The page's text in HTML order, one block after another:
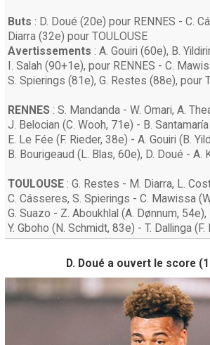
Buts : D. Doué (20e) pour RENNES - C.
Diarra (32e) pour TOULOUSE
Avertissements : A. Gouiri (60e), B.
I. Salah (90+1e), pour RENNES - C.
S. Spierings (81e), G. Restes (88e), pour
RENNES : S. Mandanda - W. Omari, A.
J. Belocian (C. Wooh, 71e) - B. Santamaría
E. Le Fée ( F. Rieder, 38e) - A. Gouiri ( B.
B. Bourigeaud ( L. Blas, 60e), D. Doué - A.
TOULOUSE : G. Restes - M. Diarra, L.
C. Cásseres, S. Spierings - C. Mawissa (
G. Suazo - Z. Aboukhlal (A. Dønnum, 54e),
Y. Gboho ( N. Schmidt, 83e) - T. Dallinga (
D. Doué a ouvert le score